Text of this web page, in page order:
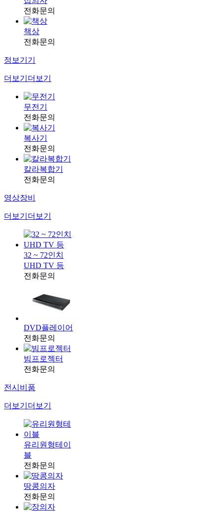
전화문의
책상
전화문의
정보기기
더보기 더보기
무전기
전화문의
복사기
전화문의
칼라복합기
전화문의
영상장비
더보기 더보기
32 ~ 72인치
UHD TV 등
전화문의
DVD플레이어
전화문의
빔프로젝터
전화문의
전시비품
더보기 더보기
유리원형테이
블
전화문의
땅콩의자
전화문의